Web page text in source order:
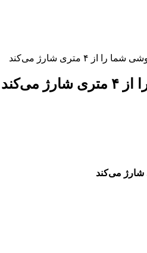
۴ متری شارژ می‌کند